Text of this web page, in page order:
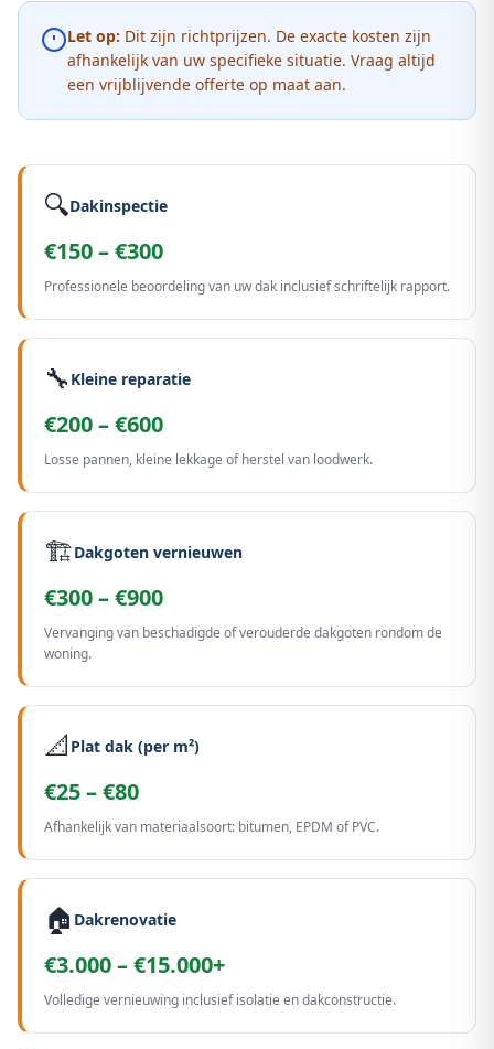
Let op: Dit zijn richtprijzen. De exacte kosten zijn
afhankelijk van uw specifieke situatie. Vraag altijd
een vrijblijvende offerte op maat aan.
🔍Dakinspectie
€150 – €300
Professionele beoordeling van uw dak inclusief schriftelijk rapport.
🔧 Kleine reparatie
€200 – €600
Losse pannen, kleine lekkage of herstel van loodwerk.
🏗️Dakgoten vernieuwen
€300 – €900
Vervanging van beschadigde of verouderde dakgoten rondom de
woning.
📐 Plat dak (per m²)
€25 – €80
Afhankelijk van materiaalsoort: bitumen, EPDM of PVC.
🏠 Dakrenovatie
€3.000 – €15.000+
Volledige vernieuwing inclusief isolatie en dakconstructie.